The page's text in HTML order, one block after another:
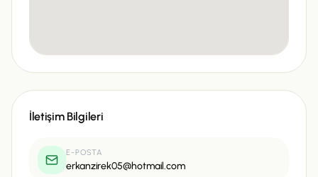
İletişim Bilgileri
E-POSTA
erkanzirek05@hotmail.com